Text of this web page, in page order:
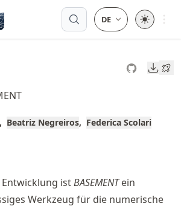
Open
Beatriz Negreiros Federica Scolari
istBASEMENTein
Werkzeug für die numerische